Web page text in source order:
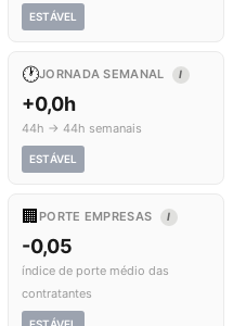
ESTÁVEL
🕐JORNADA SEMANAL I
+0,0h
44h → 44h semanais
ESTÁVEL
🏢 PORTE EMPRESAS I
-0,05
índice de porte médio das
contratantes